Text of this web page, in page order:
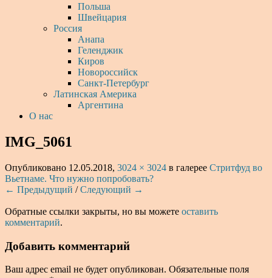
Польша
Швейцария
Россия
Анапа
Геленджик
Киров
Новороссийск
Санкт-Петербург
Латинская Америка
Аргентина
О нас
IMG_5061
Опубликовано 12.05.2018, 3024 × 3024 в галерее Стритфуд во
Вьетнаме. Что нужно попробовать?
← Предыдущий /Следующий →
Обратные ссылки закрыты, но вы можете оставить
комментарий.
Добавить комментарий
Ваш адрес email не будет опубликован. Обязательные поля